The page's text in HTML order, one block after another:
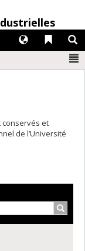
Liens
Langues
conservés et
de l’Université